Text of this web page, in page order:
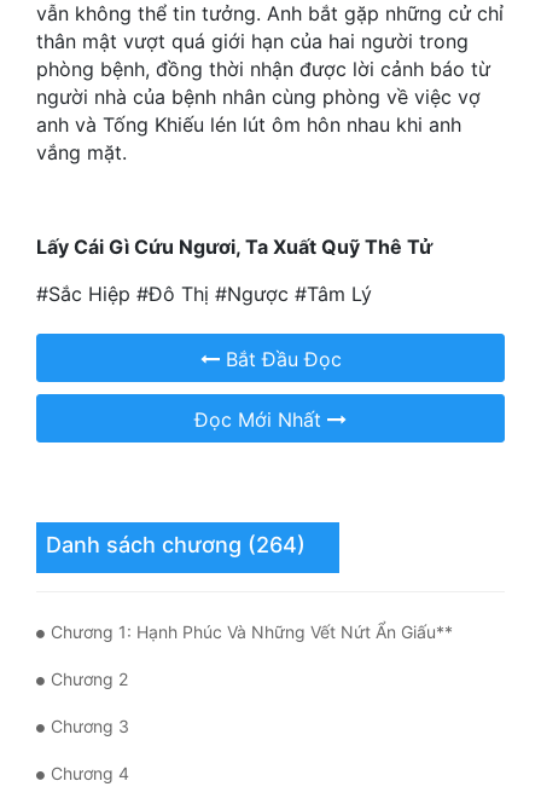
Kiếm Hiệp
Kỳ Huyễn
Linh Dị
Lịch Sử
Mưu Mô
Nữ Cường
Phong Thủy - Tâm Linh
vẫn không thể tin tưởng. Anh bắt gặp những cử chỉ
thân mật vượt quá giới hạn của hai người trong
phòng bệnh, đồng thời nhận được lời cảnh báo từ
người nhà của bệnh nhân cùng phòng về việc vợ
anh và Tống Khiếu lén lút ôm hôn nhau khi anh
vắng mặt.
Lấy Cái Gì Cứu Ngươi, Ta Xuất Quỹ Thê Tử
#Sắc Hiệp #Đô Thị #Ngược #Tâm Lý
Bắt Đầu Đọc
Đọc Mới Nhất
Danh sách chương (264)
Chương 1: Hạnh Phúc Và Những Vết Nứt Ẩn Giấu**
Chương 2
Chương 3
Chương 4